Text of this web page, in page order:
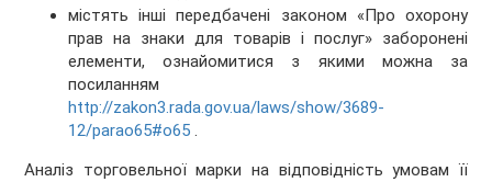
містять інші передбачені законом «Про охорону
прав на знаки для товарів і послуг» заборонені
елементи, ознайомитися з якими можна за
посиланням
http://zakon3.rada.gov.ua/laws/show/3689-
12/parao65#o65 .
Аналіз торговельної марки на відповідність умовам її